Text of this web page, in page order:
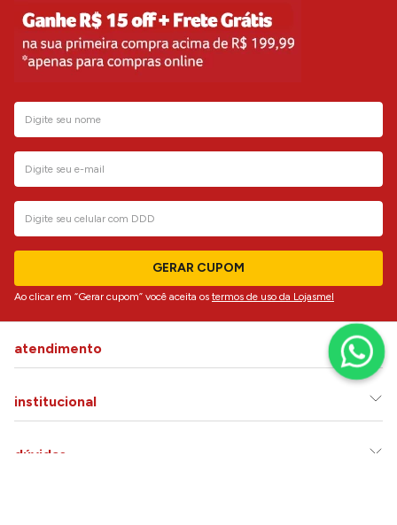
GERAR CUPOM
Ao clicar em “Gerar cupom” você aceita os termos de uso da Lojasmel
atendimento
institucional
dúvidas